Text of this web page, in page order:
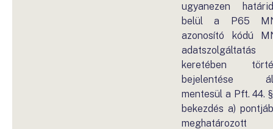
ugyanezen
belül a P65
azonosító kódú
adatszolgáltatás
keretében
bejelentése
mentesül a Pft. 44. §
bekezdés a)
meghatározott